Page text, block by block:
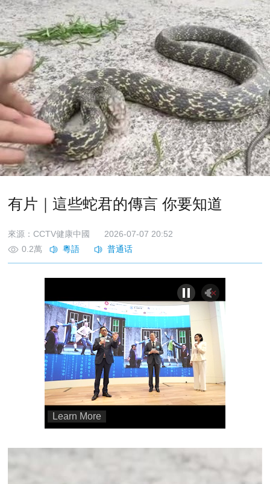
有片｜這些蛇君的傳言 你要知道
來源：CCTV健康中國
2026-07-07 20:52
0.2萬